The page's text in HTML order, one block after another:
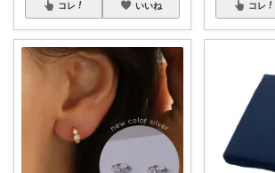
コレ いいね コレ